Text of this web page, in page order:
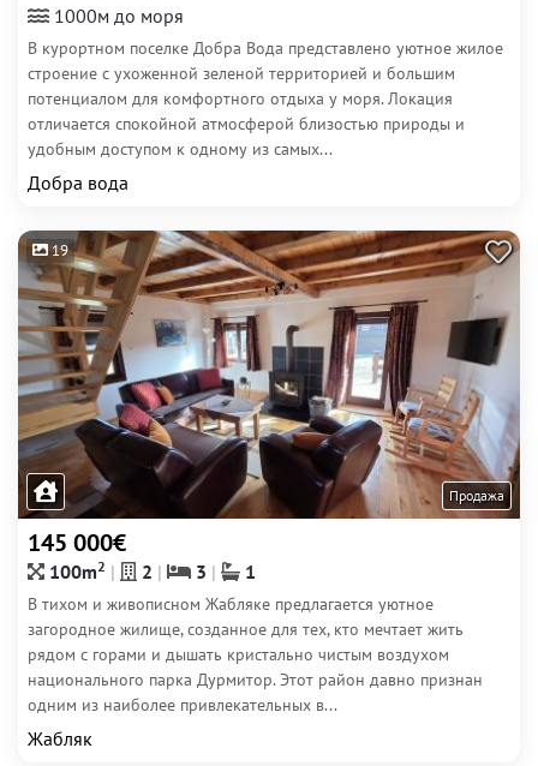
1000м до моря
В курортном поселке Добра Вода представлено уютное жилое
строение с ухоженной зеленой территорией и большим
потенциалом для комфортного отдыха у моря. Локация
отличается спокойной атмосферой близостью природы и
удобным доступом к одному из самых...
Добра вода
19
Продажа
145 000€
100m2 2 3 1
В тихом и живописном Жабляке предлагается уютное
загородное жилище, созданное для тех, кто мечтает жить
рядом с горами и дышать кристально чистым воздухом
национального парка Дурмитор. Этот район давно признан
одним из наиболее привлекательных в...
Жабляк